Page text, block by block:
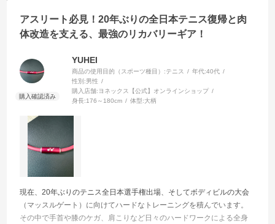
アスリート必見！20年ぶりの全日本テニス復帰と肉
体改造を支える、最強のリカバリーギア！
YUHEI
商品の使用目的（スポーツ種目）:テニス 年代:40代
性別:男性
購入店舗: ヨネックス【公式】オンラインショップ
身長:176～180cm 体型:大柄
現在、20年ぶりのテニス全日本選手権出場、そしてボディビルの大会
（マッスルゲート）に向けてハードなトレーニングを積んでいます。
その中で手首や膝のケガ、肩こりなど日々のハードワークによる全身